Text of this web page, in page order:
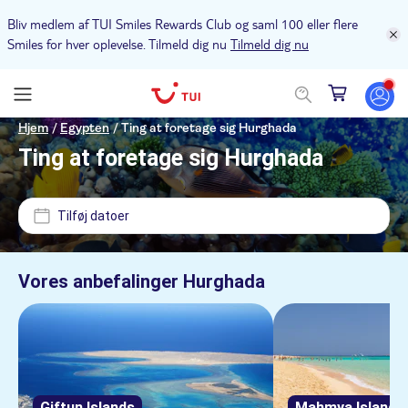
Bliv medlem af TUI Smiles Rewards Club og saml 100 eller flere
Smiles for hver oplevelse. Tilmeld dig nu Tilmeld dig nu
Hjem /Egypten /Ting at foretage sig Hurghada
Ting at foretage sig Hurghada
Tilføj datoer
Vores anbefalinger Hurghada
Pris (voksen)
Min DKK Max DKK
Pickup på hotel
NO-PICKUP
Alternativer
Øjeblikkelig bekræftelse
Guidet Tur
Kategorier
Sightseeing & traditioner
Folketraditioner
Kultur & historie
Aktiviteter
Udendørs aktiviteter
Seværdigheder & guidede rundture
Polish